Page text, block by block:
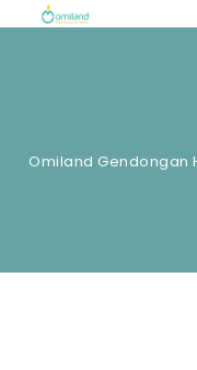
Omiland Gendongan